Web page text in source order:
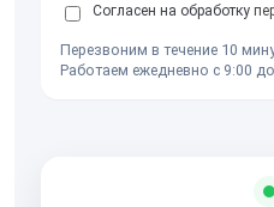
Согласен на обработку
Перезвоним в течение 10
Работаем ежедневно с 9:00